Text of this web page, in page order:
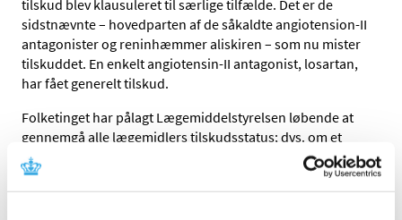
tilskud blev klausuleret til særlige tilfælde. Det er de
sidstnævnte – hovedparten af de såkaldte angiotension-II
antagonister og reninhæmmer aliskiren – som nu mister
tilskuddet. En enkelt angiotensin-II antagonist, losartan,
har fået generelt tilskud.
Folketinget har pålagt Lægemiddelstyrelsen løbende at
gennemgå alle lægemidlers tilskudsstatus; dvs. om et
lægemiddel skal have generelt (automatisk) tilskud,
tilskud på særlige betingelser (klausuleret tilskud) eller
slet ikke have tilskud. For at et lægemiddel kan få et